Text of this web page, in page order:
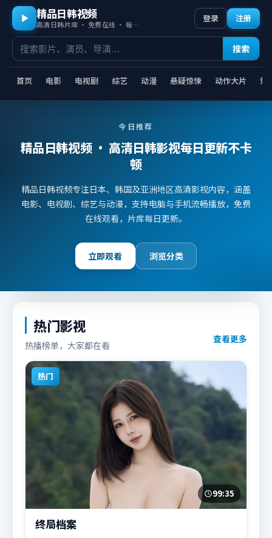
精品日韩视频
高清日韩片库 · 免费在线 · 每日更新
首页 电影 电视剧 综艺 动漫 悬疑惊悚 动作大片 爱
搜索
登录 注册
今日推荐
精品日韩视频· 高清日韩影视每日更新不卡
顿
精品日韩视频专注日本、韩国及亚洲地区高清影视内容，涵盖
电影、电视剧、综艺与动漫，支持电脑与手机流畅播放，免费
在线观看，片库每日更新。
立即观看 浏览分类
热门影视
热播榜单，大家都在看
查看更多
热门
99:35
终局档案